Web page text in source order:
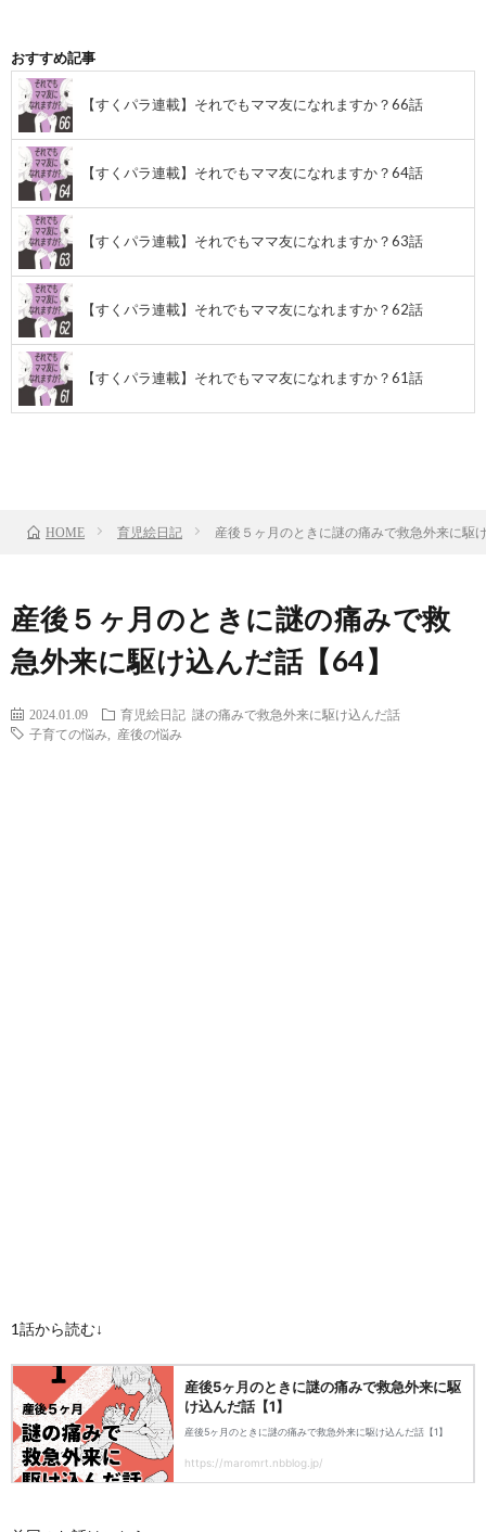
おすすめ記事
【すくパラ連載】それでもママ友になれますか？66話
【すくパラ連載】それでもママ友になれますか？64話
【すくパラ連載】それでもママ友になれますか？63話
【すくパラ連載】それでもママ友になれますか？62話
【すくパラ連載】それでもママ友になれますか？61話
HOME 育児絵日記 産後５ヶ月のときに謎の痛みで救急外来に駆
産後５ヶ月のときに謎の痛みで救
急外来に駆け込んだ話【64】
2024.01.09 育児絵日記 謎の痛みで救急外来に駆け込んだ話
子育ての悩み
産後の悩み
1話から読む↓